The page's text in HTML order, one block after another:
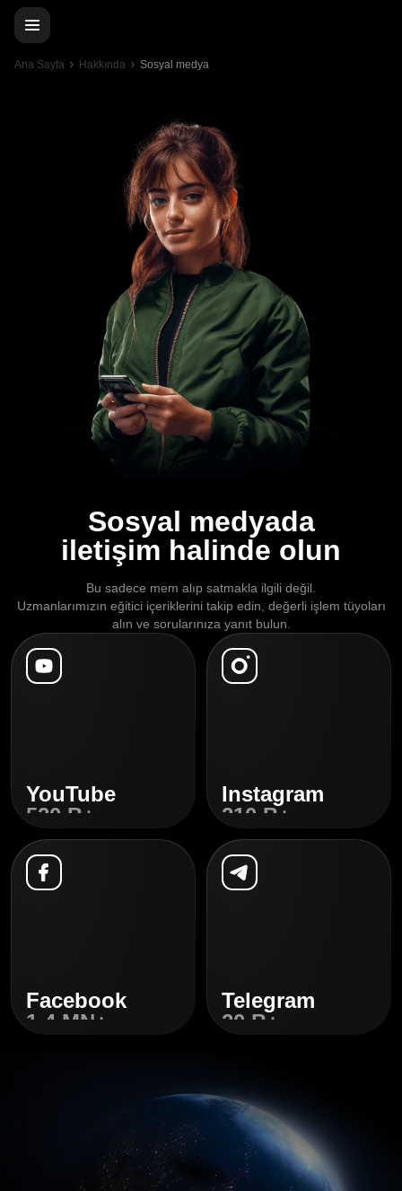
Ana Sayfa Hakkında Sosyal medya
Sosyal medyada
iletişim halinde olun
Bu sadece mem alıp satmakla ilgili değil.
Uzmanlarımızın eğitici içeriklerini takip edin, değerli işlem tüyoları
alın ve sorularınıza yanıt bulun.
YouTube
520 B+
Instagram
210 B+
Facebook
1,4 MN+
Telegram
20 B+